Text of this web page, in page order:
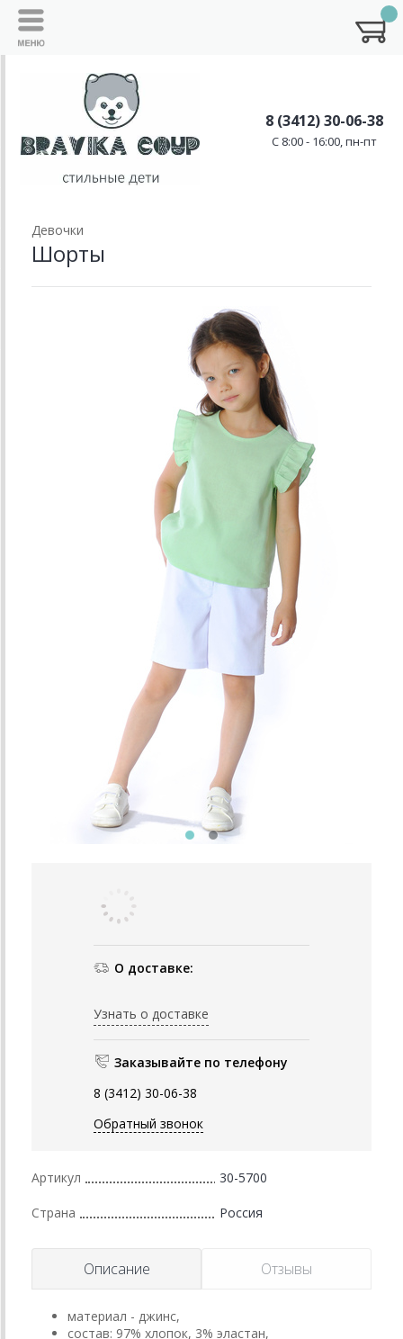
8 (3412) 30-06-38
C 8:00 - 16:00, пн-пт
Девочки
Шорты
О доставке:
Узнать о доставке
Заказывайте по телефону
8 (3412) 30-06-38
Обратный звонок
Артикул 30-5700
Страна Россия
Описание Отзывы
материал - джинс,
состав: 97% хлопок, 3% эластан,